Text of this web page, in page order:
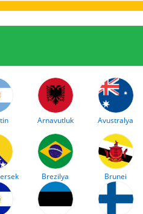
Arnavutluk Avustralya
Brezilya Brunei